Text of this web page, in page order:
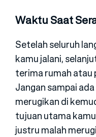
Waktu Saat
Setelah seluruh
kamu jalani,
terima rumah atau
Jangan sampai
merugikan di
tujuan utama
justru malah